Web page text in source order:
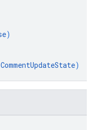
)
CommentUpdateState)